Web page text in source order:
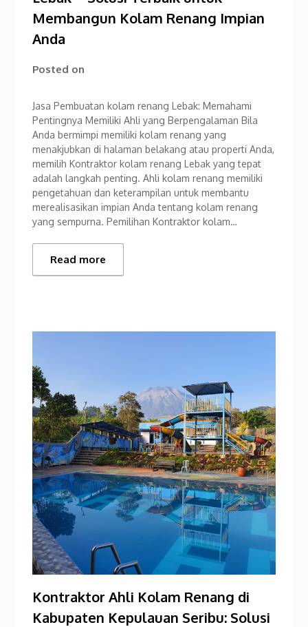
Membangun Kolam Renang Impian
Anda
Posted on
Jasa Pembuatan kolam renang Lebak: Memahami
Pentingnya Memiliki Ahli yang Berpengalaman Bila
Anda bermimpi memiliki kolam renang yang
menakjubkan di halaman belakang atau properti Anda,
memilih Kontraktor kolam renang Lebak yang tepat
adalah langkah penting. Ahli kolam renang memiliki
pengetahuan dan keterampilan untuk membantu
merealisasikan impian Anda tentang kolam renang
yang sempurna. Pemilihan Kontraktor kolam…
Read more
Kontraktor Ahli Kolam Renang di
Kabupaten Kepulauan Seribu: Solusi